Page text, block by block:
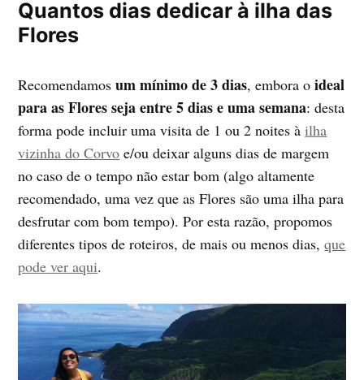
Quantos dias dedicar à ilha das
Flores
Recomendamosum mínimo de 3 dias, embora oideal
para as Flores seja entre 5 dias e uma semana: desta
forma pode incluir uma visita de 1 ou 2 noites àilha
vizinha do Corvo e/ou deixar alguns dias de margem
no caso de o tempo não estar bom (algo altamente
recomendado, uma vez que as Flores são uma ilha para
desfrutar com bom tempo). Por esta razão, propomos
diferentes tipos de roteiros, de mais ou menos dias,que
pode ver aqui.